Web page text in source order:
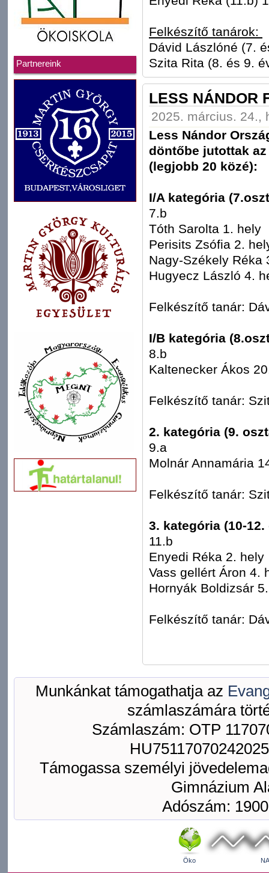
Partnereink
Felkészítő tanárok:
Dávid Lászlóné (7.
Szita Rita (8. és 9.
LESS NÁNDOR
2025. március. 24.,
Less Nándor
döntőbe jutottak
(legjobb 20 közé):
I/A kategória
7.b
Tóth Sarolta 1. hely
Perisits Zsófia 2.
Nagy-Székely Réka
Hugyecz László 4.
Felkészítő tanár:
I/B kategória
8.b
Kaltenecker Ákos
Felkészítő tanár:
2. kategória (9.
9.a
Molnár Annamária
Felkészítő tanár:
3. kategória (10-
11.b
Enyedi Réka 2. hely
Vass gellért Áron 4.
Hornyák Boldizsár
Felkészítő tanár:
Munkánkat támogathatja az
számlaszámára
Számlaszám: OTP
Támogassa személyi
Gimnázium
Adószám:
Öko